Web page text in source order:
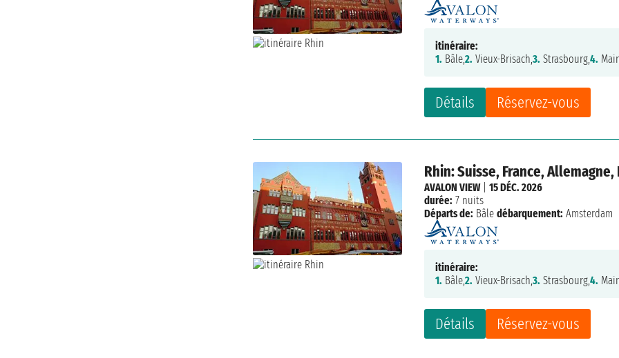
Détails Réservez-vous
itinéraire:
1. Bâle,2. Vieux-Brisach,3. Strasbourg,4.
Rhin: Suisse, France, Allemagne,
Détails Réservez-vous
AVALON VIEW|15 DÉC. 2026
durée: 7 nuits
Départs de: Bâle débarquement: Amsterdam
itinéraire:
1. Bâle,2. Vieux-Brisach,3. Strasbourg,4.